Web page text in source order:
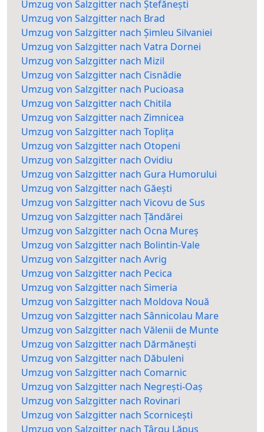
Umzug von Salzgitter nach Ștefănești
Umzug von Salzgitter nach Brad
Umzug von Salzgitter nach Șimleu Silvaniei
Umzug von Salzgitter nach Vatra Dornei
Umzug von Salzgitter nach Mizil
Umzug von Salzgitter nach Cisnădie
Umzug von Salzgitter nach Pucioasa
Umzug von Salzgitter nach Chitila
Umzug von Salzgitter nach Zimnicea
Umzug von Salzgitter nach Toplița
Umzug von Salzgitter nach Otopeni
Umzug von Salzgitter nach Ovidiu
Umzug von Salzgitter nach Gura Humorului
Umzug von Salzgitter nach Găești
Umzug von Salzgitter nach Vicovu de Sus
Umzug von Salzgitter nach Țăndărei
Umzug von Salzgitter nach Ocna Mureș
Umzug von Salzgitter nach Bolintin-Vale
Umzug von Salzgitter nach Avrig
Umzug von Salzgitter nach Pecica
Umzug von Salzgitter nach Simeria
Umzug von Salzgitter nach Moldova Nouă
Umzug von Salzgitter nach Sânnicolau Mare
Umzug von Salzgitter nach Vălenii de Munte
Umzug von Salzgitter nach Dărmănești
Umzug von Salzgitter nach Dăbuleni
Umzug von Salzgitter nach Comarnic
Umzug von Salzgitter nach Negrești-Oaș
Umzug von Salzgitter nach Rovinari
Umzug von Salzgitter nach Scornicești
Umzug von Salzgitter nach Târgu Lăpuș